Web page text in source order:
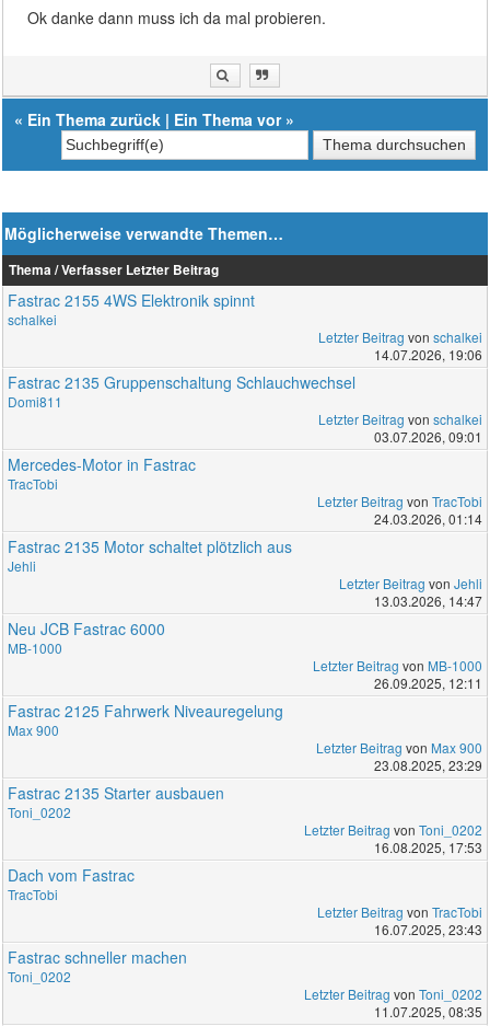
Ok danke dann muss ich da mal probieren.
« Ein Thema zurück | Ein Thema vor»
Möglicherweise verwandte Themen…
Thema / Verfasser Letzter Beitrag
Fastrac 2155 4WS Elektronik spinnt
schalkei
Letzter Beitrag von schalkei
14.07.2026, 19:06
Fastrac 2135 Gruppenschaltung Schlauchwechsel
Domi811
Letzter Beitrag von schalkei
03.07.2026, 09:01
Mercedes-Motor in Fastrac
TracTobi
Letzter Beitrag von TracTobi
24.03.2026, 01:14
Fastrac 2135 Motor schaltet plötzlich aus
Jehli
Letzter Beitrag von Jehli
13.03.2026, 14:47
Neu JCB Fastrac 6000
MB-1000
Letzter Beitrag von MB-1000
26.09.2025, 12:11
Fastrac 2125 Fahrwerk Niveauregelung
Max 900
Letzter Beitrag von Max 900
23.08.2025, 23:29
Fastrac 2135 Starter ausbauen
Toni_0202
Letzter Beitrag von Toni_0202
16.08.2025, 17:53
Dach vom Fastrac
TracTobi
Letzter Beitrag von TracTobi
16.07.2025, 23:43
Fastrac schneller machen
Toni_0202
Letzter Beitrag von Toni_0202
11.07.2025, 08:35